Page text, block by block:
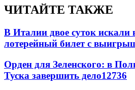
ЧИТАЙТЕ ТАКЖЕ
В Италии двое суток
лотерейный билет с
Орден для Зеленского: в
Туска завершить дело12736